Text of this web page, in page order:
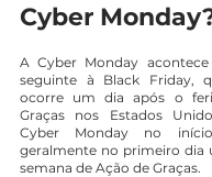
Cyber
A Cyber Monday
seguinte à Black Friday,
ocorre um dia após o
Graças nos Estados
Cyber Monday no
geralmente no primeiro dia
semana de Ação de Graças.